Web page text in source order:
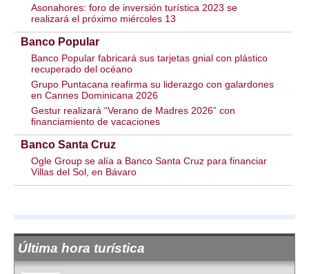
Asonahores: foro de inversión turística 2023 se
realizará el próximo miércoles 13
Banco Popular
Banco Popular fabricará sus tarjetas gnial con plástico
recuperado del océano
Grupo Puntacana reafirma su liderazgo con galardones
en Cannes Dominicana 2026
Gestur realizará “Verano de Madres 2026” con
financiamiento de vacaciones
Banco Santa Cruz
Ogle Group se alía a Banco Santa Cruz para financiar
Villas del Sol, en Bávaro
Última hora turística